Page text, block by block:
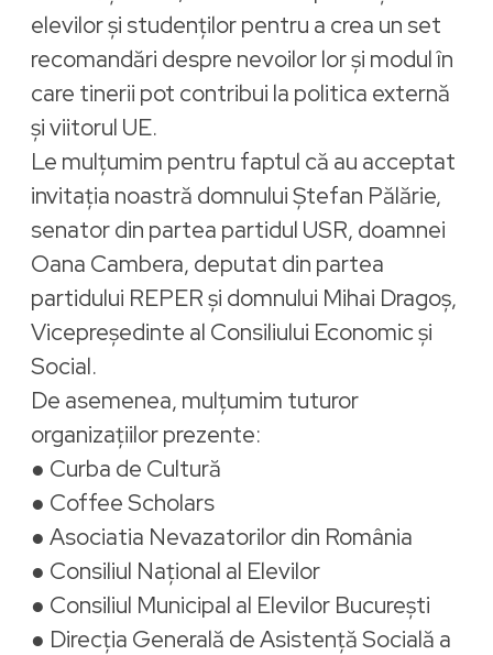
elevilor și studenților pentru a crea un set
recomandări despre nevoilor lor și modul în
care tinerii pot contribui la politica externă
și viitorul UE.
Le mulțumim pentru faptul că au acceptat
invitația noastră domnului Ștefan Pălărie,
senator din partea partidul USR, doamnei
Oana Cambera, deputat din partea
partidului REPER și domnului Mihai Dragoș,
Vicepreședinte al Consiliului Economic și
Social.
De asemenea, mulțumim tuturor
organizațiilor prezente:
● Curba de Cultură
● Coffee Scholars
● Asociatia Nevazatorilor din România
● Consiliul Național al Elevilor
● Consiliul Municipal al Elevilor București
● Direcția Generală de Asistență Socială a